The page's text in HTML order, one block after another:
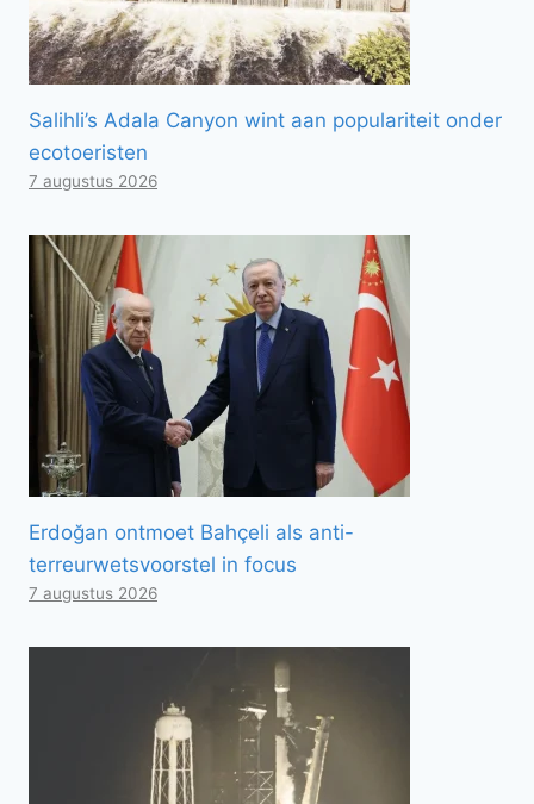
Salihli’s Adala Canyon wint aan populariteit onder
ecotoeristen
7 augustus 2026
Erdoğan ontmoet Bahçeli als anti-
terreurwetsvoorstel in focus
7 augustus 2026